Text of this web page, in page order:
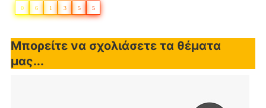
0 6 1 3 5 5
Μπορείτε να σχολιάσετε τα θέματα
μας...